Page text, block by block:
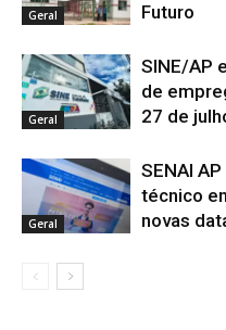
Geral
Futuro
Geral
SINE/AP
de
27 de
Geral
SENAI
técnico
novas